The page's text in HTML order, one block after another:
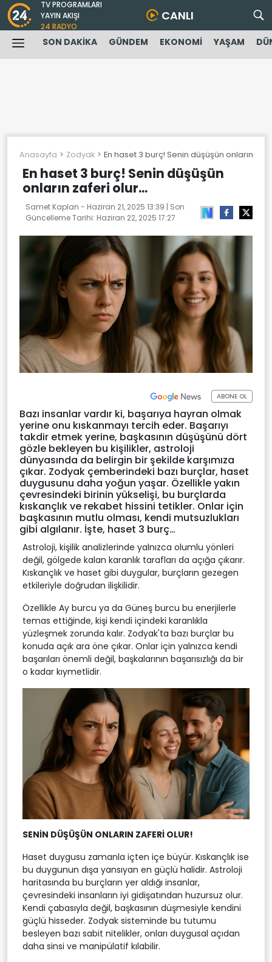
TV PROGRAMLARI
YAYIN AKIŞI
24 RADYO
CANLI
SON DAKİKA GÜNDEM EKONOMİ YAŞAM
Anasayfa Zodyak En haset 3 burç! Senin düşüşün onların
En haset 3 burç! Senin düşüşün
onların zaferi olur...
Samet Kaplan - Haziran 21, 2025 13:39 | Son
Güncelleme Tarihi: Haziran 22, 2025 17:27
ABONE OL
Bazı insanlar vardır ki, başarıya hayran olmak
yerine onu kıskanmayı tercih eder. Başarıyı
takdir etmek yerine, başkasının düşüşünü dört
gözle bekleyen bu kişilikler, astroloji
dünyasında da belirgin bir şekilde karşımıza
çıkar. Zodyak çemberindeki bazı burçlar, haset
duygusunu daha yoğun yaşar. Özellikle yakın
çevresindeki birinin yükselişi, bu burçlarda
kıskançlık ve rekabet hissini tetikler. Onlar için
başkasının mutlu olması, kendi mutsuzlukları
gibi algılanır. İşte, haset 3 burç…
Astroloji, kişilik analizlerinde yalnızca olumlu yönleri
değil, gölgede kalan karanlık tarafları da açığa çıkarır.
Kıskançlık ve haset gibi duygular, burçların gezegen
etkileriyle doğrudan ilişkilidir.
Özellikle Ay burcu ya da Güneş burcu bu enerjilerle
temas ettiğinde, kişi kendi içindeki karanlıkla
yüzleşmek zorunda kalır. Zodyak'ta bazı burçlar bu
konuda açık ara öne çıkar. Onlar için yalnızca kendi
başarıları önemli değil, başkalarının başarısızlığı da bir
o kadar kıymetlidir.
SENİN DÜŞÜŞÜN ONLARIN ZAFERİ OLUR!
Haset duygusu zamanla içten içe büyür. Kıskançlık ise
bu duygunun dışa yansıyan en güçlü halidir. Astroloji
haritasında bu burçların yer aldığı insanlar,
çevresindeki insanların iyi gidişatından huzursuz olur.
Kendi çabasıyla değil, başkasının düşmesiyle kendini
güçlü hisseder. Zodyak sisteminde bu tutumu
besleyen bazı sabit nitelikler, onları duygusal açıdan
daha sinsi ve manipülatif kılabilir.